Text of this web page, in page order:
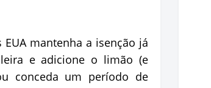
mantenha a isenção já
e adicione o limão (e
conceda um período de